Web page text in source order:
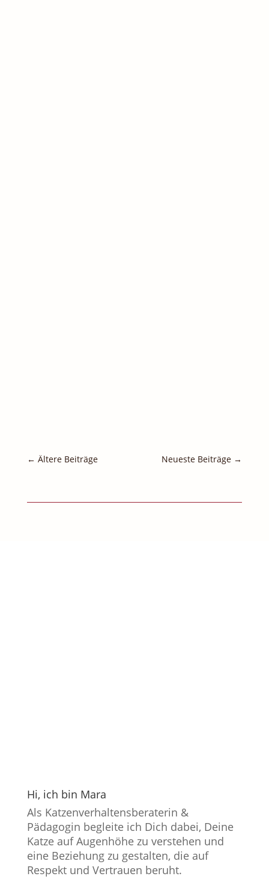
← Ältere Beiträge Neueste Beiträge →
Hi, ich bin Mara
Als Katzenverhaltensberaterin &
Pädagogin begleite ich Dich dabei, Deine
Katze auf Augenhöhe zu verstehen und
eine Beziehung zu gestalten, die auf
Respekt und Vertrauen beruht.